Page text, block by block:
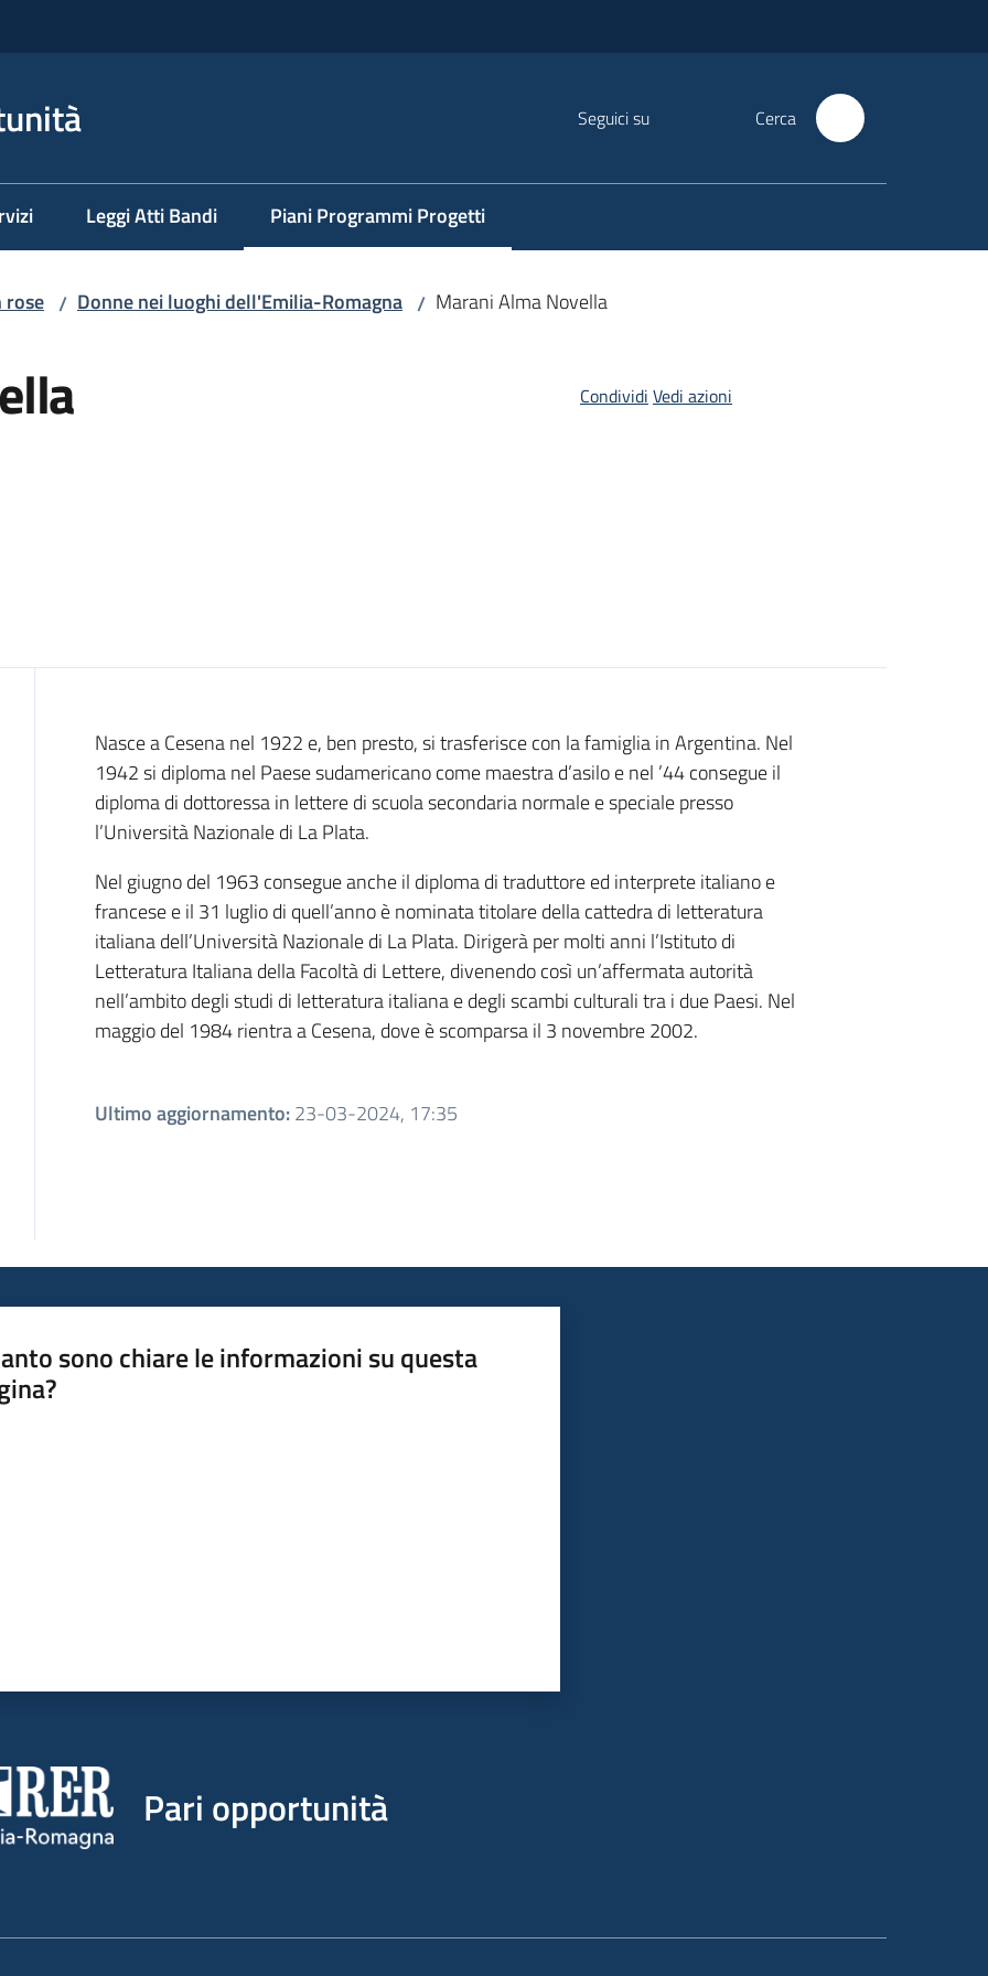
Seguici su Cerca
Leggi Atti Bandi Piani Programmi Progetti
Menu selezionato
rose / Donne nei luoghi dell'Emilia-Romagna / Marani Alma Novella
Condividi Vedi azioni
Introduzione
Nasce a Cesena nel 1922 e, ben presto, si trasferisce con la famiglia in Argentina. Nel
1942 si diploma nel Paese sudamericano come maestra d’asilo e nel ’44 consegue il
diploma di dottoressa in lettere di scuola secondaria normale e speciale presso
l’Università Nazionale di La Plata.
Nel giugno del 1963 consegue anche il diploma di traduttore ed interprete italiano e
francese e il 31 luglio di quell’anno è nominata titolare della cattedra di letteratura
italiana dell’Università Nazionale di La Plata. Dirigerà per molti anni l’Istituto di
Letteratura Italiana della Facoltà di Lettere, divenendo così un’affermata autorità
nell’ambito degli studi di letteratura italiana e degli scambi culturali tra i due Paesi. Nel
maggio del 1984 rientra a Cesena, dove è scomparsa il 3 novembre 2002.
Ultimo aggiornamento:23-03-2024, 17:35
sono chiare le informazioni su questa
Pari opportunità